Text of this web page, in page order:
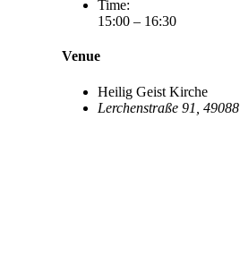
Time:
15:00 – 16:30
Venue
Heilig Geist Kirche
Lerchenstraße 91 49088